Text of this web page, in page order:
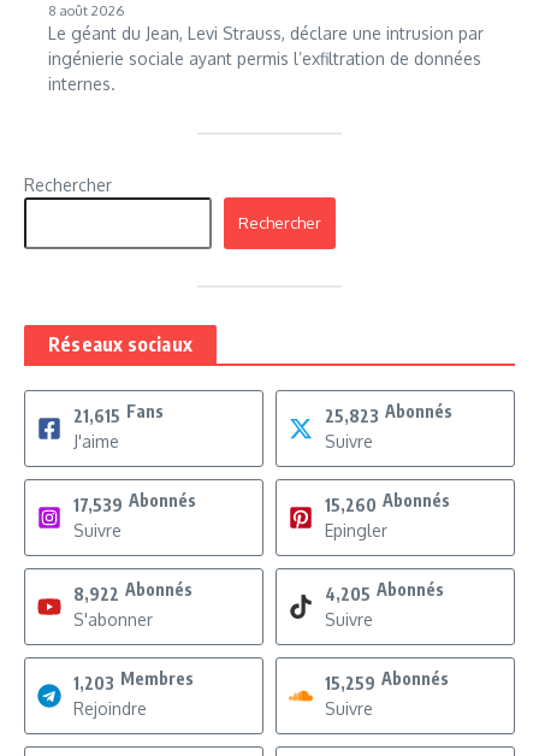
8 août 2026
Le géant du Jean, Levi Strauss, déclare une intrusion par
ingénierie sociale ayant permis l’exfiltration de données
internes.
Rechercher
Rechercher
Réseaux sociaux
21,615 Fans
J'aime
25,823 Abonnés
Suivre
17,539 Abonnés
Suivre
15,260 Abonnés
Epingler
8,922 Abonnés
S'abonner
4,205 Abonnés
Suivre
1,203 Membres
Rejoindre
15,259 Abonnés
Suivre